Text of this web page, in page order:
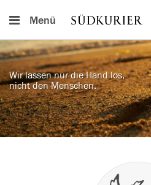
Menü
Wir lassen nur die Hand los,
nicht den Menschen.